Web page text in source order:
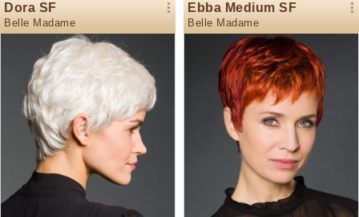
Dora SF
Belle Madame
Ebba Medium SF
Belle Madame